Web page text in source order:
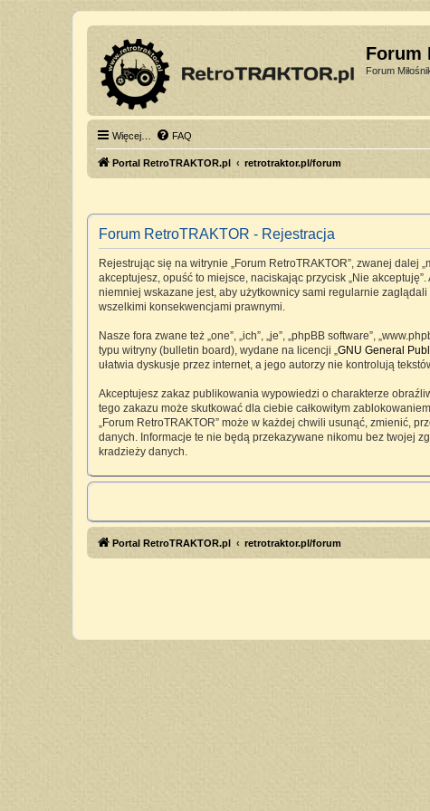
Forum
Forum
Więcej… FAQ
Portal RetroTRAKTOR.pl retrotraktor.pl/forum
Forum RetroTRAKTOR - Rejestracja
Rejestrując się na witrynie „Forum RetroTRAKTOR”, zwanej dalej
akceptujesz, opuść to miejsce, naciskając przycisk „Nie
niemniej wskazane jest, aby użytkownicy sami regularnie
wszelkimi konsekwencjami prawnymi.
Nasze fora zwane też „one”, „ich”, „je”, „phpBB software”,
typu witryny (bulletin board), wydane na licencji „ GNU General
ułatwia dyskusje przez internet, a jego autorzy nie kontrolują
Akceptujesz zakaz publikowania wypowiedzi o charakterze
tego zakazu może skutkować dla ciebie całkowitym
„Forum RetroTRAKTOR” może w każdej chwili usunąć, zmienić,
danych. Informacje te nie będą przekazywane nikomu bez twojej
kradzieży danych.
Portal RetroTRAKTOR.pl retrotraktor.pl/forum